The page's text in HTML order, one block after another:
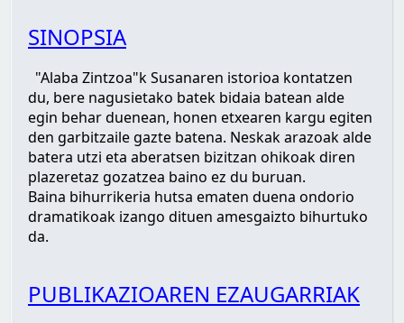
SINOPSIA
"Alaba Zintzoa"k Susanaren istorioa kontatzen
du, bere nagusietako batek bidaia batean alde
egin behar duenean, honen etxearen kargu egiten
den garbitzaile gazte batena. Neskak arazoak alde
batera utzi eta aberatsen bizitzan ohikoak diren
plazeretaz gozatzea baino ez du buruan.
Baina bihurrikeria hutsa ematen duena ondorio
dramatikoak izango dituen amesgaizto bihurtuko
da.
PUBLIKAZIOAREN EZAUGARRIAK